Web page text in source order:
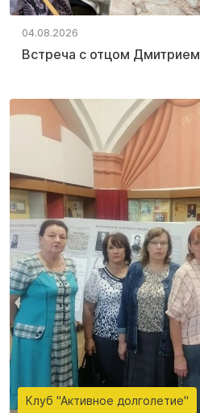
04.08.2026
Встреча с отцом Дмитрием
Клуб "Активное долголетие"